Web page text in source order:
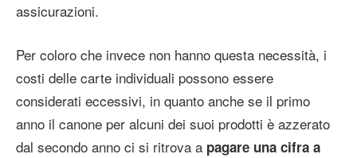
assicurazioni.
Per coloro che invece non hanno questa necessità, i
costi delle carte individuali possono essere
considerati eccessivi, in quanto anche se il primo
anno il canone per alcuni dei suoi prodotti è azzerato
dal secondo anno ci si ritrova a pagare una cifra a